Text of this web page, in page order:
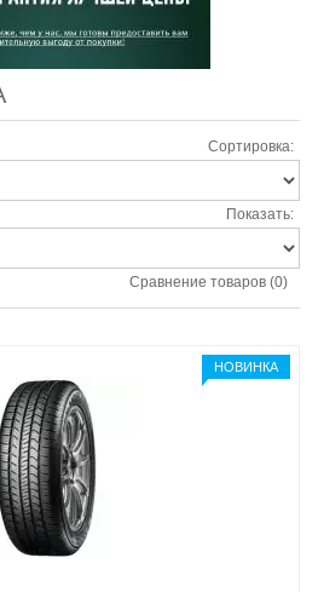
Сортировка:
Показать:
Сравнение товаров (0)
НОВИНКА